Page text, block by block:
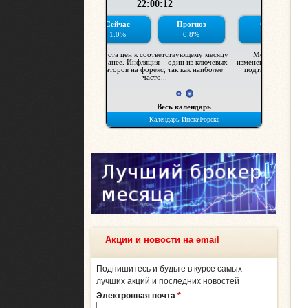
Акции и новости на email
Подпишитесь и будьте в курсе самых
лучших акций и последних новостей
Электронная почта *